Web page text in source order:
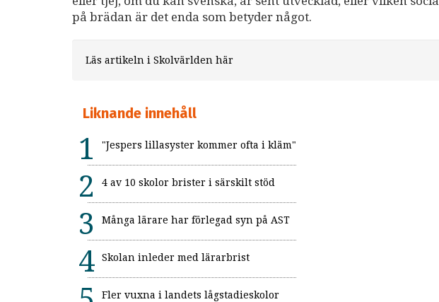
på brädan är det enda som betyder något.
Läs artikeln i Skolvärlden här
Liknande innehåll
"Jespers lillasyster kommer ofta i kläm"
4 av 10 skolor brister i särskilt stöd
Många lärare har förlegad syn på AST
Skolan inleder med lärarbrist
Fler vuxna i landets lågstadieskolor